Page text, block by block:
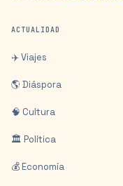
ACTUALIDAD
✈️ Viajes
🌎 Diáspora
🧠 Cultura
🏛️ Política
💰 Economía